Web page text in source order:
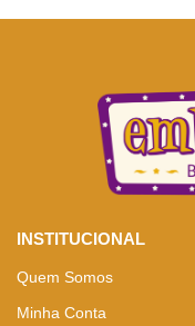
INSTITUCIONAL
Quem Somos
Minha Conta